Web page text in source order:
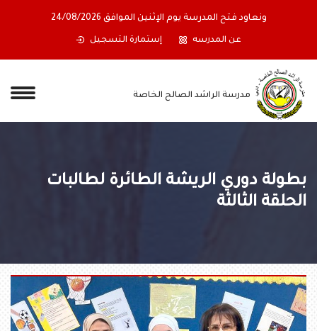
ونعاود فتح المدرسة يوم الإثنين الموافق 24/08/2026
عن المدرسه إستمارة التسجيل
مدرسة الراشد الصالح الخاصة
بطولة دوري الريشة الطائرة لطالبات
الحلقة الثالثة